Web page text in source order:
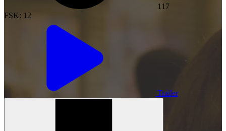
117
FSK: 12
Trailer